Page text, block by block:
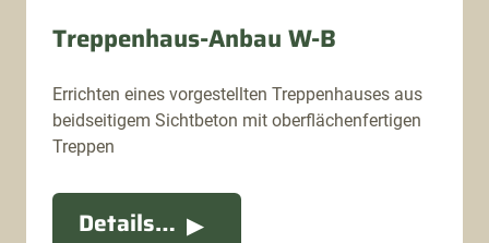
Treppenhaus-Anbau W-B
Errichten eines vorgestellten Treppenhauses aus
beidseitigem Sichtbeton mit oberflächenfertigen
Treppen
Details…